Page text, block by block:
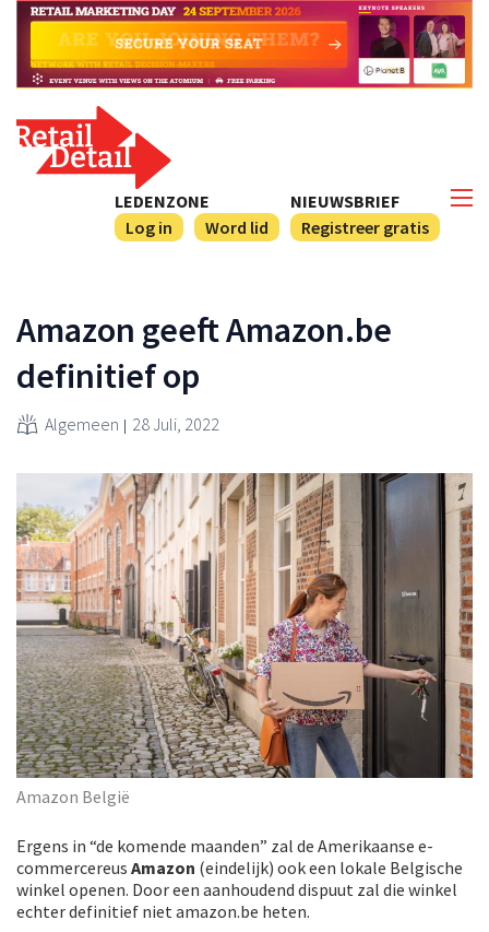
NIEUWSBRIEF
Registreer gratis
LEDENZONE
Log in
Word lid
Amazon geeft Amazon.be
definitief op
Algemeen 28 Juli, 2022
Amazon België
Ergens in “de komende maanden” zal de Amerikaanse e-
commercereus Amazon (eindelijk) ook een lokale Belgische
winkel openen. Door een aanhoudend dispuut zal die winkel
echter definitief niet amazon.be heten.